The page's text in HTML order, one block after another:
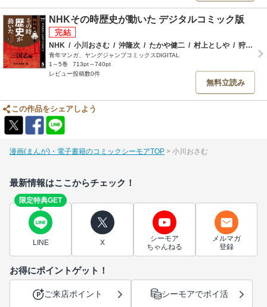
NHKその時歴史が動いた デジタルコミック版
NHK / 小川おさむ / 沖隆次 / たかや健二 / 村上としや / 狩那匠
青年マンガ、ヤングジャンプコミックスDIGITAL
1～5巻
713pt～740pt
レビュー投稿数0件
無料立読み
この作品をシェアしよう
漫画(まんが)・電子書籍のコミックシーモアTOP 小川おさむ
最新情報はここからチェック！
限定特典GET
LINE X
シーモア
ちゃんねる
メルマガ
登録
お得にポイントゲット！
ご来店ポイント シーモアでポイ活